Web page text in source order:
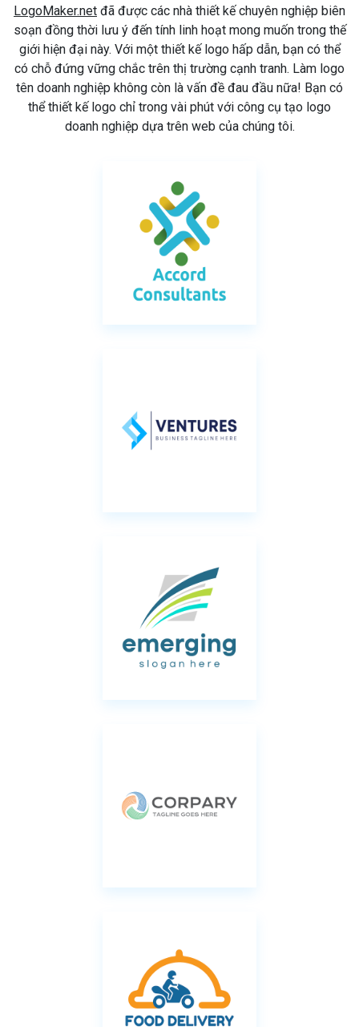
LogoMaker.net đã được các nhà thiết kế chuyên nghiệp biên
soạn đồng thời lưu ý đến tính linh hoạt mong muốn trong thế
giới hiện đại này. Với một thiết kế logo hấp dẫn, bạn có thể
có chỗ đứng vững chắc trên thị trường cạnh tranh. Làm logo
tên doanh nghiệp không còn là vấn đề đau đầu nữa! Bạn có
thể thiết kế logo chỉ trong vài phút với công cụ tạo logo
doanh nghiệp dựa trên web của chúng tôi.